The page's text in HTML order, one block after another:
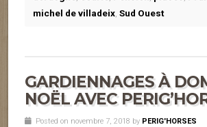
michel de villadeix Sud Ouest
GARDIENNAGES À
NOËL AVEC
Posted on novembre 7, 2018 by PERIG'HORSES